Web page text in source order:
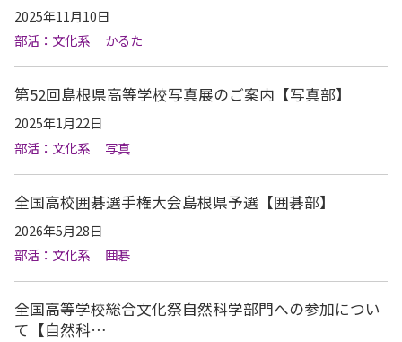
2025年11月10日
部活：文化系
かるた
第52回島根県高等学校写真展のご案内【写真部】
2025年1月22日
部活：文化系
写真
全国高校囲碁選手権大会島根県予選【囲碁部】
2026年5月28日
部活：文化系
囲碁
全国高等学校総合文化祭自然科学部門への参加につい
て【自然科…